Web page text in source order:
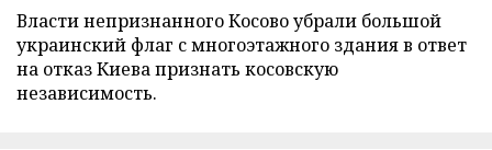
Власти непризнанного Косово убрали большой
украинский флаг с многоэтажного здания в ответ
на отказ Киева признать косовскую
независимость.